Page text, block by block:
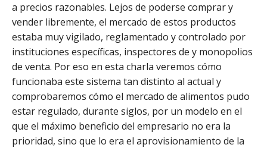
a precios razonables. Lejos de poderse comprar y
vender libremente, el mercado de estos productos
estaba muy vigilado, reglamentado y controlado por
instituciones específicas, inspectores de y monopolios
de venta. Por eso en esta charla veremos cómo
funcionaba este sistema tan distinto al actual y
comprobaremos cómo el mercado de alimentos pudo
estar regulado, durante siglos, por un modelo en el
que el máximo beneficio del empresario no era la
prioridad, sino que lo era el aprovisionamiento de la